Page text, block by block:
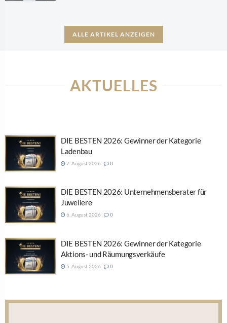
ALLE ARTIKEL ANZEIGEN
AKTUELLES
DIE BESTEN 2026: Gewinner der Kategorie
Ladenbau
7. August 2026 0
DIE BESTEN 2026: Unternehmensberater für
Juweliere
6. August 2026 0
DIE BESTEN 2026: Gewinner der Kategorie
Aktions- und Räumungsverkäufe
5. August 2026 0